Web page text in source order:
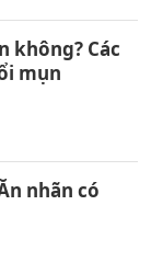
không? Các
mụn
nhãn có